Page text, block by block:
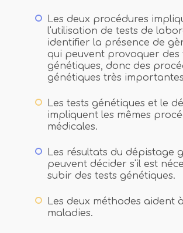
Les deux procédures
l'utilisation de tests de
identifier la présence de
qui peuvent provoquer des
génétiques, donc des
génétiques très
Les tests génétiques et le
impliquent les mêmes
médicales.
Les résultats du dépistage
peuvent décider s'il est
subir des tests génétiques.
Les deux méthodes aident
maladies.